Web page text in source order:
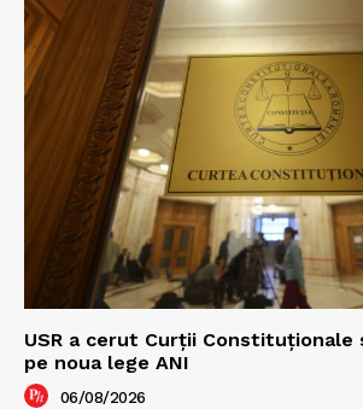
USR a cerut Curții Constituționale
pe noua lege ANI
06/08/2026